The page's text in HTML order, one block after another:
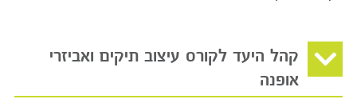
קהל היעד לקורס עיצוב תיקים ואביזרי
אופנה